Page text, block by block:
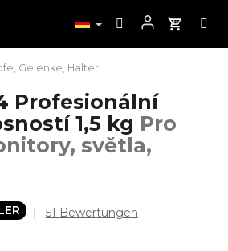
Gelenke, Halter
Profesionální
1,5 kg Pro
světla,
Die
51 Bewertungen